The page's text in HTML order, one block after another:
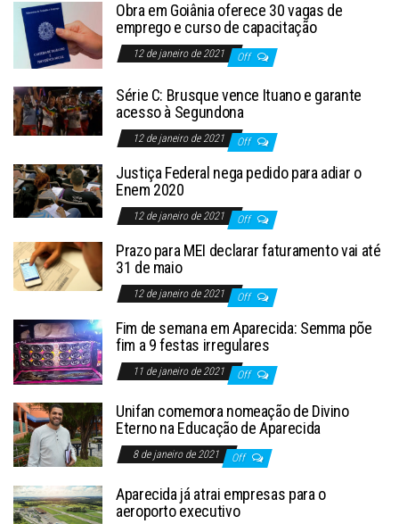
Obra em Goiânia oferece 30 vagas de
emprego e curso de capacitação
12 de janeiro de 2021 Off
Série C: Brusque vence Ituano e garante
acesso à Segundona
12 de janeiro de 2021 Off
Justiça Federal nega pedido para adiar o
Enem 2020
12 de janeiro de 2021 Off
Prazo para MEI declarar faturamento vai até
31 de maio
12 de janeiro de 2021 Off
Fim de semana em Aparecida: Semma põe
fim a 9 festas irregulares
11 de janeiro de 2021 Off
Unifan comemora nomeação de Divino
Eterno na Educação de Aparecida
8 de janeiro de 2021 Off
Aparecida já atrai empresas para o
aeroporto executivo